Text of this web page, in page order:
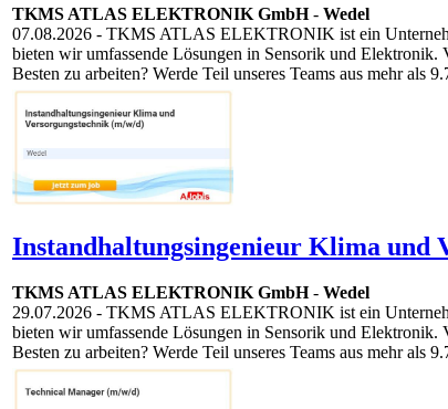
TKMS ATLAS ELEKTRONIK GmbH- Wedel
07.08.2026 - TKMS ATLAS ELEKTRONIK ist ein
bieten wir umfassende Lösungen in Sensorik und
Besten zu arbeiten? Werde Teil unseres Teams aus mehr als
Instandhaltungsingenieur Klima und
TKMS ATLAS ELEKTRONIK GmbH- Wedel
29.07.2026 - TKMS ATLAS ELEKTRONIK ist ein
bieten wir umfassende Lösungen in Sensorik und
Besten zu arbeiten? Werde Teil unseres Teams aus mehr als